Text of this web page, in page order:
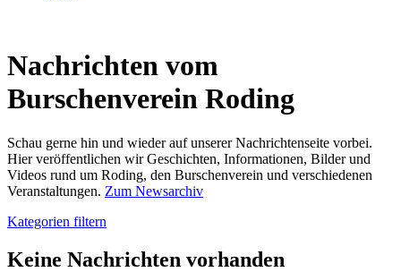
Nachrichten vom
Burschenverein Roding
Schau gerne hin und wieder auf unserer Nachrichtenseite vorbei.
Hier veröffentlichen wir Geschichten, Informationen, Bilder und
Videos rund um Roding, den Burschenverein und verschiedenen
Veranstaltungen. Zum Newsarchiv
Kategorien filtern
Keine Nachrichten vorhanden